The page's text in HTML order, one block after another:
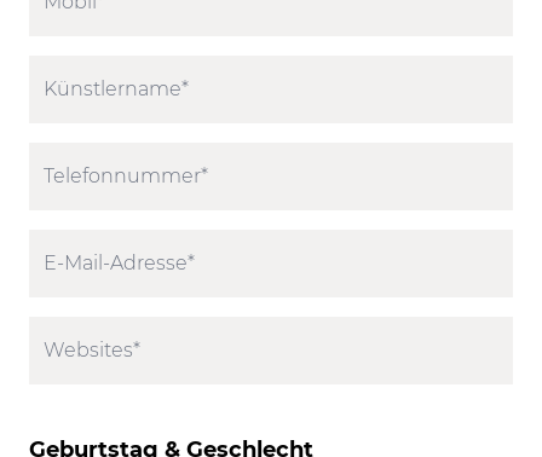
Geburtstag & Geschlecht